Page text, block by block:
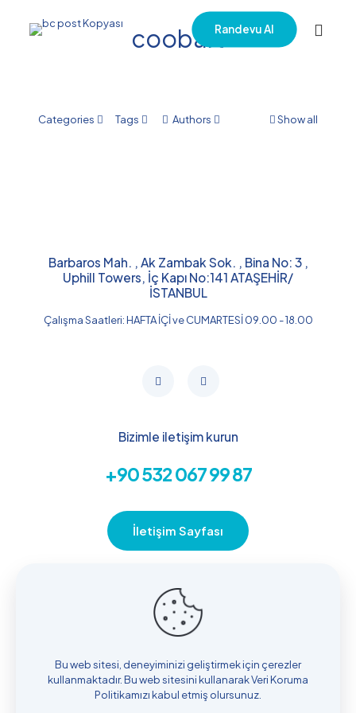
Randevu Al
coobart
Categories Tags Authors Show all
Barbaros Mah. , Ak Zambak Sok. , Bina No: 3 ,
Uphill Towers, İç Kapı No:141 ATAŞEHİR/
İSTANBUL​
Çalışma Saatleri: HAFTA İÇİ ve CUMARTESİ 09.00 - 18.00
Bizimle iletişim kurun
+90 532 067 99 87
İletişim Sayfası
Yararlı Linkler
Biz Kimiz
Doğal Tedaviler
Kök Tanılar
Bu web sitesi, deneyiminizi geliştirmek için çerezler
kullanmaktadır. Bu web sitesini kullanarakVeri Koruma
Politikamızıkabul etmiş olursunuz.